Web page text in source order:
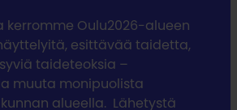
kerromme Oulu2026-alueen
esittävää taidetta,
taideteoksia –
muuta monipuolista
alueella. Lähetystä